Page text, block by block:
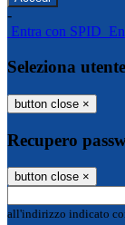
-
Entra con SPID
Seleziona utente
button close ×
Recupero
button close ×
all'indirizzo indicato